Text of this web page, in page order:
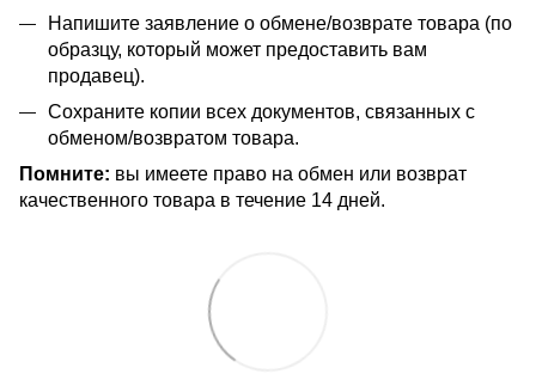
Напишите заявление о обмене/возврате товара (по
образцу, который может предоставить вам
продавец).
Сохраните копии всех документов, связанных с
обменом/возвратом товара.
Помните: вы имеете право на обмен или возврат
качественного товара в течение 14 дней.